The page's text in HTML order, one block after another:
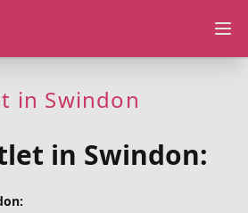
in Swindon
in Swindon: